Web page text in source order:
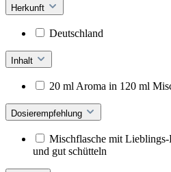
Herkunft
Deutschland
Inhalt
20 ml Aroma in 120 ml
Dosierempfehlung
Mischflasche mit
und gut schütteln